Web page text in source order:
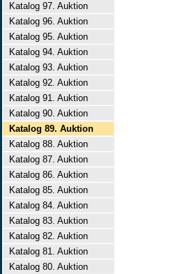
Katalog 97. Auktion
Katalog 96. Auktion
Katalog 95. Auktion
Katalog 94. Auktion
Katalog 93. Auktion
Katalog 92. Auktion
Katalog 91. Auktion
Katalog 90. Auktion
Katalog 89. Auktion
Katalog 88. Auktion
Katalog 87. Auktion
Katalog 86. Auktion
Katalog 85. Auktion
Katalog 84. Auktion
Katalog 83. Auktion
Katalog 82. Auktion
Katalog 81. Auktion
Katalog 80. Auktion